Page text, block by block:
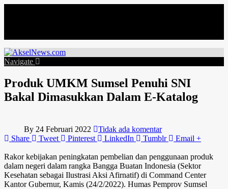
Navigate
Produk UMKM Sumsel Penuhi SNI
Bakal Dimasukkan Dalam E-Katalog
By 24 Februari 2022
Tidak ada komentar
Share
Tweet Pinterest LinkedIn Tumblr Email +
Rakor kebijakan peningkatan pembelian dan penggunaan produk
dalam negeri dalam rangka Bangga Buatan Indonesia (Sektor
Kesehatan sebagai Ilustrasi Aksi Afirnatif) di Command Center
Kantor Gubernur, Kamis (24/2/2022). Humas Pemprov Sumsel